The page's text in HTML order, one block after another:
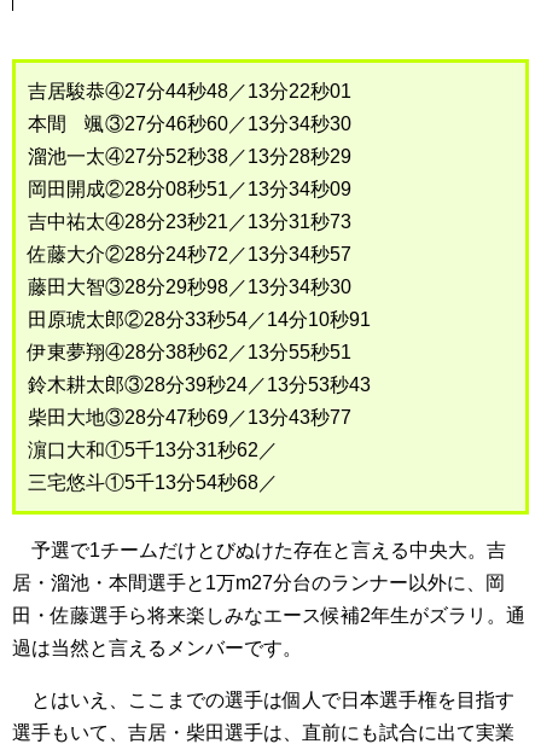
吉居駿恭④27分44秒48／13分22秒01
本間 颯③27分46秒60／13分34秒30
溜池一太④27分52秒38／13分28秒29
岡田開成②28分08秒51／13分34秒09
吉中祐太④28分23秒21／13分31秒73
佐藤大介②28分24秒72／13分34秒57
藤田大智③28分29秒98／13分34秒30
田原琥太郎②28分33秒54／14分10秒91
伊東夢翔④28分38秒62／13分55秒51
鈴木耕太郎③28分39秒24／13分53秒43
柴田大地③28分47秒69／13分43秒77
濵口大和①5千13分31秒62／
三宅悠斗①5千13分54秒68／
予選で1チームだけとびぬけた存在と言える中央大。吉
居・溜池・本間選手と1万m27分台のランナー以外に、岡
田・佐藤選手ら将来楽しみなエース候補2年生がズラリ。通
過は当然と言えるメンバーです。
とはいえ、ここまでの選手は個人で日本選手権を目指す
選手もいて、吉居・柴田選手は、直前にも試合に出て実業